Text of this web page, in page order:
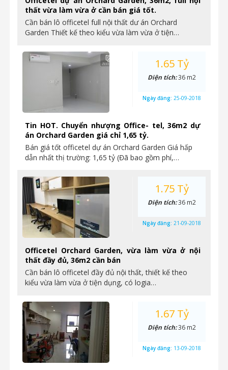
thất vừa làm vừa ở cần bán giá tốt.
Cần bán lô officetel full nội thất dư án Orchard
Garden Thiết kế theo kiểu vừa làm vừa ở tiện…
Tin HOT. Chuyển nhượng Office- tel, 36m2 dự
án Orchard Garden giá chỉ 1,65 tỷ.
Bán giá tốt officetel dự án Orchard Garden Giá hấp
dẫn nhất thị trường: 1,65 tỷ (Đã bao gồm phí,…
1.65 Tỷ
Diện tích:36 m2
Ngày đăng: 25-09-2018
Officetel Orchard Garden, vừa làm vừa ở nội
thất đầy đủ, 36m2 cần bán
Cần bán lô officetel đầy đủ nội thất, thiết kế theo
kiểu vừa làm vừa ở tiện dụng, có logia…
1.75 Tỷ
Diện tích:36 m2
Ngày đăng: 21-09-2018
1.67 Tỷ
Diện tích:36 m2
Ngày đăng: 13-09-2018